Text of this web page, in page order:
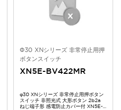
Φ30 XNシリーズ 非常停止用押
ボタンスイッチ
XN5E-BV422MR
φ30 XNシリーズ 非常停止用押ボタン
スイッチ 非照光式 大形ボタン 2b2a
ねじ端子形 感電防止カバー付 XN5E-